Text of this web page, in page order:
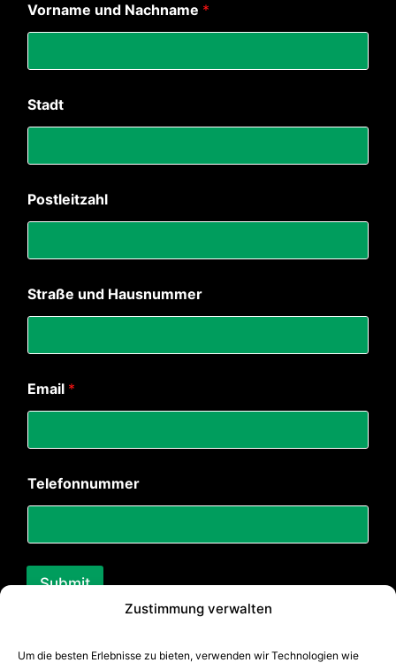
Zustimmung verwalten
Um die besten Erlebnisse zu bieten, verwenden wir Technologien wie
Vorname und Nachname *
o
s
l
i
t
z
h
*
Stadt
Postleitzahl
Straße und Hausnummer
Email *
Telefonnummer
Submit